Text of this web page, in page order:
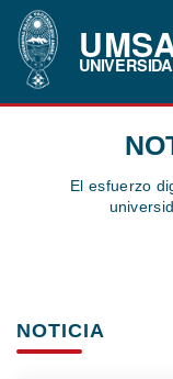
El esfuerzo
NOTICIA